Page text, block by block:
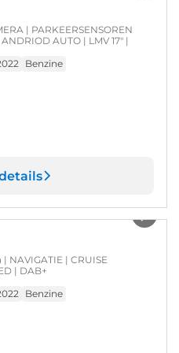
| PARKEERSENSOREN
AUTO | LMV 17" |
Benzine
NAVIGATIE | CRUISE
| DAB+
Benzine